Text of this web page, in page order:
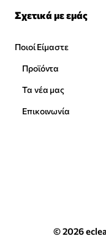
Σχετικά με εμάς
Ποιοί Είμαστε
Προϊόντα
Τα νέα μας
Επικοινωνία
© 2026